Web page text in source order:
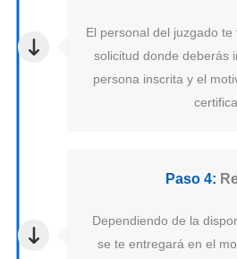
El personal del juzgado
solicitud donde deberás
persona inscrita y el
Paso 4:
Dependiendo de la
se te entregará en el